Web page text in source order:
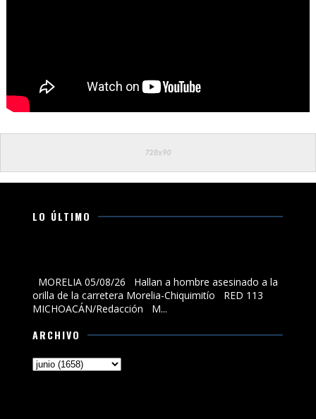
LO ÚLTIMO
MORELIA 05/08/26 Hallan a hombre asesinado a la
orilla de la carretera Morelia-Chiquimitío RED 113
MICHOACÁN/Redacción M...
ARCHIVO